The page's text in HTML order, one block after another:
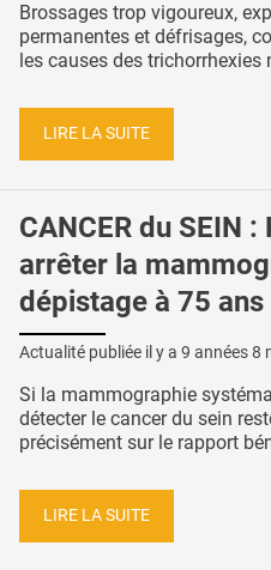
Brossages trop vigoureux,
permanentes et défrisages,
les causes des trichorrhexies
LIRE LA SUITE
CANCER du SEIN
arrêter la
dépistage à 75 ans
Actualité publiée il y a 9 années 8
Si la mammographie
détecter le cancer du sein
précisément sur le rapport
LIRE LA SUITE